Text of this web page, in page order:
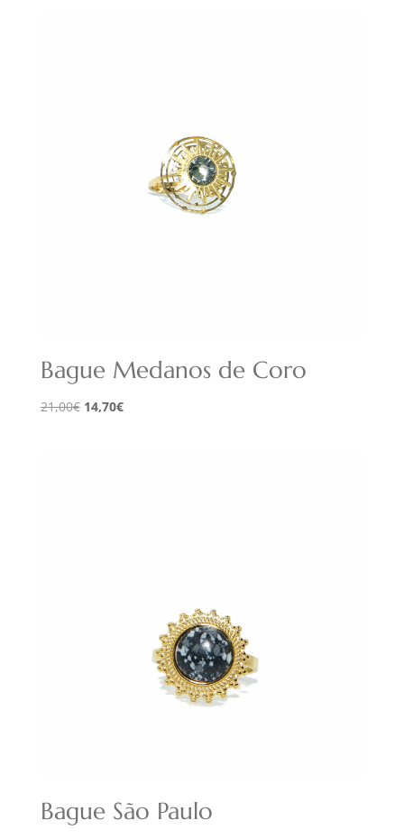
Bague Medanos de Coro
21,00€ Le
14,70€Le
Bague São Paulo